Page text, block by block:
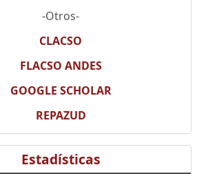
-Otros-
CLACSO
FLACSO ANDES
GOOGLE SCHOLAR
REPAZUD
Estadísticas